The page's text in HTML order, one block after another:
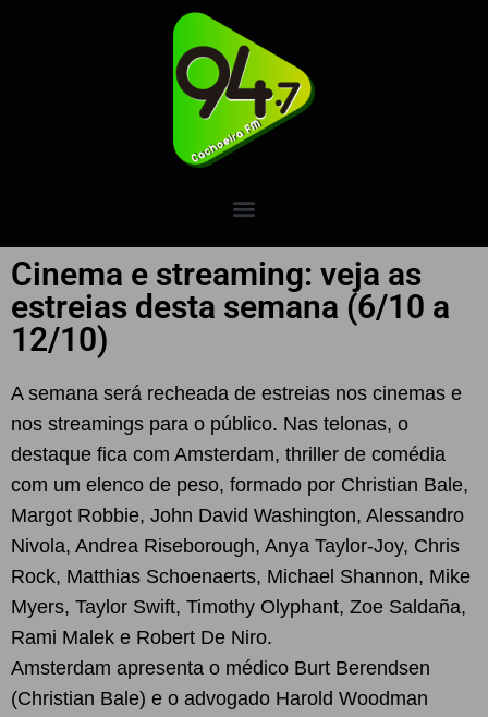
Cinema e streaming: veja as
estreias desta semana (6/10 a
12/10)
A semana será recheada de estreias nos cinemas e
nos streamings para o público. Nas telonas, o
destaque fica com Amsterdam, thriller de comédia
com um elenco de peso, formado por Christian Bale,
Margot Robbie, John David Washington, Alessandro
Nivola, Andrea Riseborough, Anya Taylor-Joy, Chris
Rock, Matthias Schoenaerts, Michael Shannon, Mike
Myers, Taylor Swift, Timothy Olyphant, Zoe Saldaña,
Rami Malek e Robert De Niro.
Amsterdam apresenta o médico Burt Berendsen
(Christian Bale) e o advogado Harold Woodman